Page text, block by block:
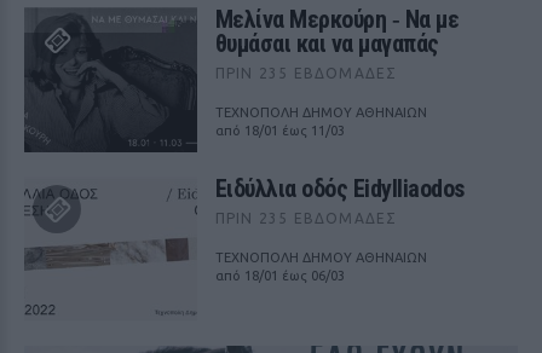
Μελίνα Μερκούρη ‑ Να με
θυμάσαι και να μαγαπάς
ΠΡΙΝ 235 ΕΒΔΟΜΆΔΕΣ
ΤΕΧΝΟΠΟΛΗ ΔΗΜΟΥ ΑΘΗΝΑΙΩΝ
από 18/01 έως 11/03
Ειδύλλια οδός Eidylliaodos
ΠΡΙΝ 235 ΕΒΔΟΜΆΔΕΣ
ΤΕΧΝΟΠΟΛΗ ΔΗΜΟΥ ΑΘΗΝΑΙΩΝ
από 18/01 έως 06/03